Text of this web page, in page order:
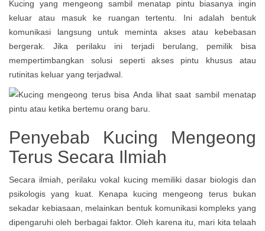
Kucing yang mengeong sambil menatap pintu biasanya ingin
keluar atau masuk ke ruangan tertentu. Ini adalah bentuk
komunikasi langsung untuk meminta akses atau kebebasan
bergerak. Jika perilaku ini terjadi berulang, pemilik bisa
mempertimbangkan solusi seperti akses pintu khusus atau
rutinitas keluar yang terjadwal.
Penyebab Kucing Mengeong
Terus Secara Ilmiah
Secara ilmiah, perilaku vokal kucing memiliki dasar biologis dan
psikologis yang kuat. Kenapa kucing mengeong terus bukan
sekadar kebiasaan, melainkan bentuk komunikasi kompleks yang
dipengaruhi oleh berbagai faktor. Oleh karena itu, mari kita telaah